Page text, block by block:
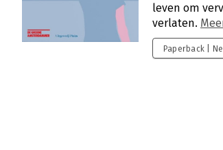
leven om
verlaten.
Paperback |